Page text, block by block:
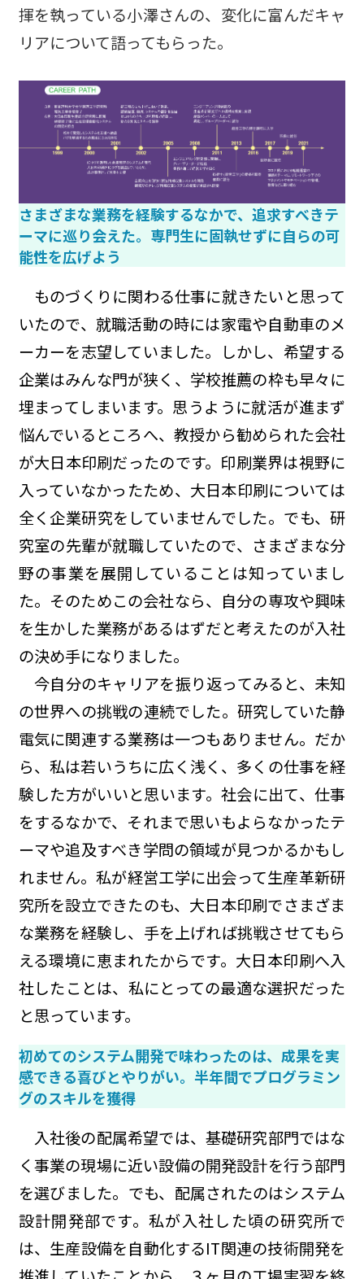
揮を執っている小澤さんの、変化に富んだキャ
リアについて語ってもらった。
さまざまな業務を経験するなかで、追求すべきテ
ーマに巡り会えた。専門生に固執せずに自らの可
能性を広げよう
ものづくりに関わる仕事に就きたいと思って
いたので、就職活動の時には家電や自動車のメ
ーカーを志望していました。しかし、希望する
企業はみんな門が狭く、学校推薦の枠も早々に
埋まってしまいます。思うように就活が進まず
悩んでいるところへ、教授から勧められた会社
が大日本印刷だったのです。印刷業界は視野に
入っていなかったため、大日本印刷については
全く企業研究をしていませんでした。でも、研
究室の先輩が就職していたので、さまざまな分
野の事業を展開していることは知っていまし
た。そのためこの会社なら、自分の専攻や興味
を生かした業務があるはずだと考えたのが入社
の決め手になりました。
今自分のキャリアを振り返ってみると、未知
の世界への挑戦の連続でした。研究していた静
電気に関連する業務は一つもありません。だか
ら、私は若いうちに広く浅く、多くの仕事を経
験した方がいいと思います。社会に出て、仕事
をするなかで、それまで思いもよらなかったテ
ーマや追及すべき学問の領域が見つかるかもし
れません。私が経営工学に出会って生産革新研
究所を設立できたのも、大日本印刷でさまざま
な業務を経験し、手を上げれば挑戦させてもら
える環境に恵まれたからです。大日本印刷へ入
社したことは、私にとっての最適な選択だった
と思っています。
初めてのシステム開発で味わったのは、成果を実
感できる喜びとやりがい。半年間でプログラミン
グのスキルを獲得
入社後の配属希望では、基礎研究部門ではな
く事業の現場に近い設備の開発設計を行う部門
を選びました。でも、配属されたのはシステム
設計開発部です。私が入社した頃の研究所で
は、生産設備を自動化するIT関連の技術開発を